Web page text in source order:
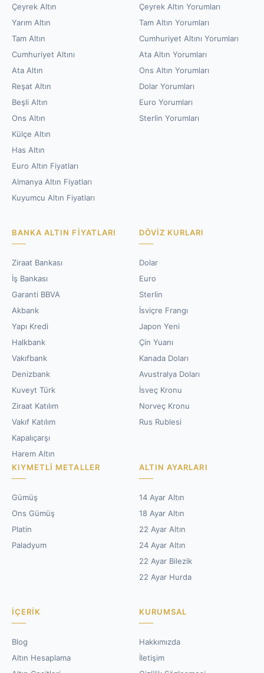
Çeyrek Altın
Yarım Altın
Tam Altın
Cumhuriyet Altını
Ata Altın
Reşat Altın
Beşli Altın
Ons Altın
Külçe Altın
Has Altın
Euro Altın Fiyatları
Almanya Altın Fiyatları
Kuyumcu Altın Fiyatları
Çeyrek Altın Yorumları
Tam Altın Yorumları
Cumhuriyet Altını Yorumları
Ata Altın Yorumları
Ons Altın Yorumları
Dolar Yorumları
Euro Yorumları
Sterlin Yorumları
BANKA ALTIN FIYATLARI
Ziraat Bankası
İş Bankası
Garanti BBVA
Akbank
Yapı Kredi
Halkbank
Vakıfbank
Denizbank
Kuveyt Türk
Ziraat Katılım
Vakıf Katılım
Kapalıçarşı
Harem Altın
DÖVIZ KURLARI
Dolar
Euro
Sterlin
İsviçre Frangı
Japon Yeni
Çin Yuanı
Kanada Doları
Avustralya Doları
İsveç Kronu
Norveç Kronu
Rus Rublesi
KIYMETLI METALLER
Gümüş
Ons Gümüş
Platin
Paladyum
ALTIN AYARLARI
14 Ayar Altın
18 Ayar Altın
22 Ayar Altın
24 Ayar Altın
22 Ayar Bilezik
22 Ayar Hurda
İÇERIK
Blog
Altın Hesaplama
KURUMSAL
Hakkımızda
İletişim